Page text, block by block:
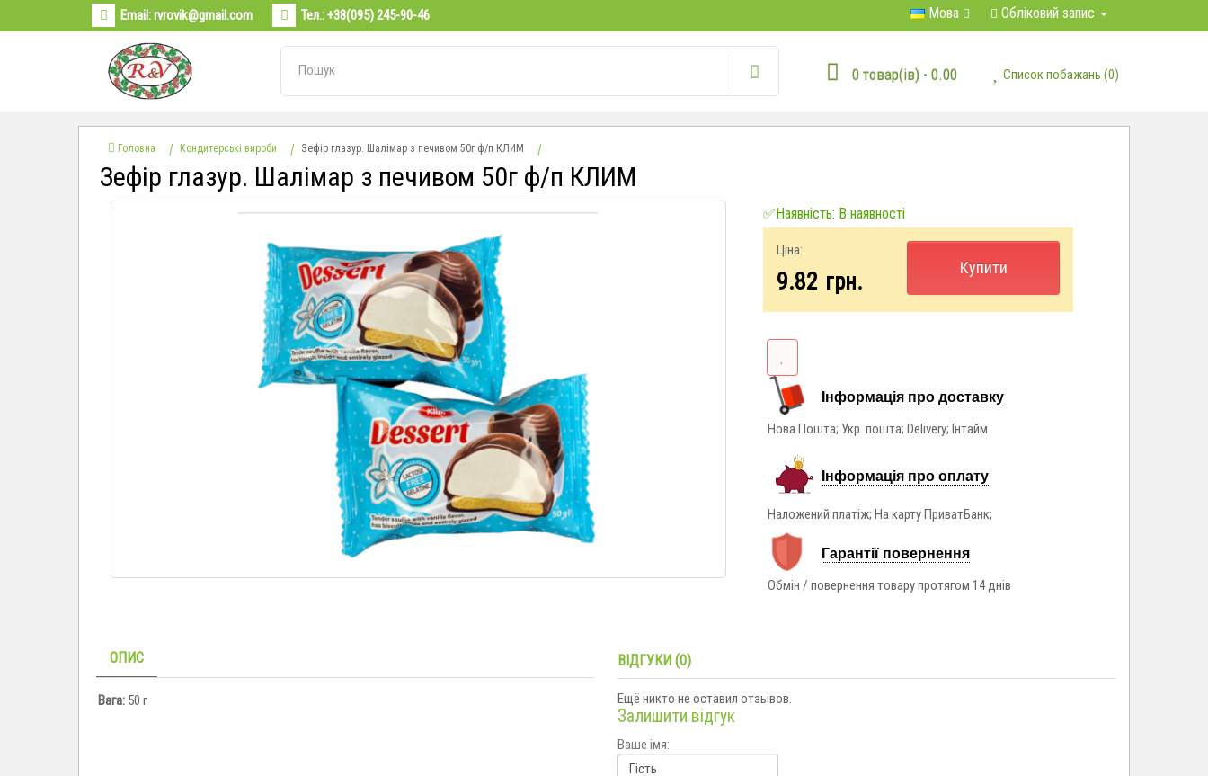
Email:rvrovik@gmail.com Тел.:+38(095) 245-90-46 Мова Обліковий запис
0 товар(ів) - 0.00 Список побажань (0)
Головна Кондитерські вироби Зефір глазур. Шалімар з печивом 50г ф/п КЛИМ
Зефір глазур. Шалімар з печивом 50г ф/п КЛИМ
✅Наявність: В наявності
Ціна:
9.82 грн.
Купити
Інформація про доставку
Нова Пошта; Укр. пошта; Delivery; Інтайм
Інформація про оплату
Наложений платіж; На карту ПриватБанк;
Гарантії повернення
Обмін / повернення товару протягом 14 днів
ОПИС
Вага: 50 г
ВІДГУКИ (0)
Ещё никто не оставил отзывов.
Залишити відгук
Ваше імя: